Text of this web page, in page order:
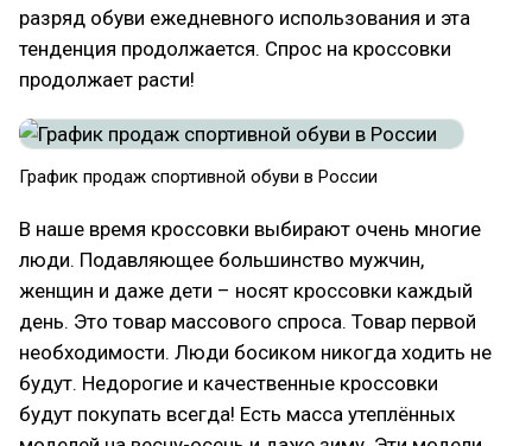
разряд обуви ежедневного использования и эта
тенденция продолжается. Спрос на кроссовки
продолжает расти!
График продаж спортивной обуви в России
В наше время кроссовки выбирают очень многие
люди. Подавляющее большинство мужчин,
женщин и даже дети – носят кроссовки каждый
день. Это товар массового спроса. Товар первой
необходимости. Люди босиком никогда ходить не
будут. Недорогие и качественные кроссовки
будут покупать всегда! Есть масса утеплённых